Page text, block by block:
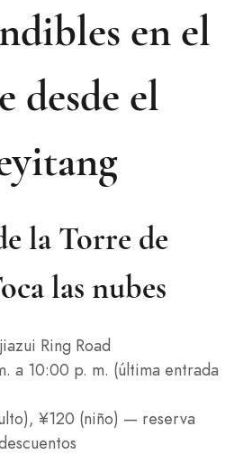
en el
desde el
la Torre de
las nubes
Ring Road
a 10:00 p. m. (última entrada
¥120 (niño) — reserva